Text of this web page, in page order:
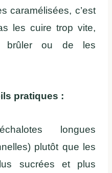
caramélisées, c’est
les cuire trop vite,
brûler ou de les
pratiques :
longues
plutôt que les
sucrées et plus